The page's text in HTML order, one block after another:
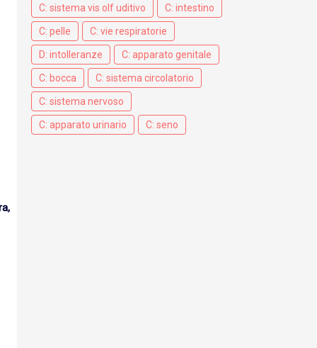
C: sistema vis olf uditivo C: intestino
C: pelle C: vie respiratorie
D: intolleranze C: apparato genitale
C: bocca C: sistema circolatorio
C: sistema nervoso
C: apparato urinario C: seno